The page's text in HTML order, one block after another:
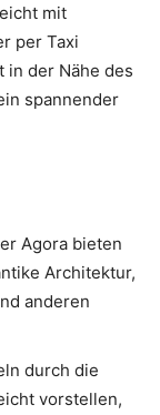
mit
per Taxi
in der Nähe des
spannender
Agora bieten
Architektur,
anderen
durch die
vorstellen,